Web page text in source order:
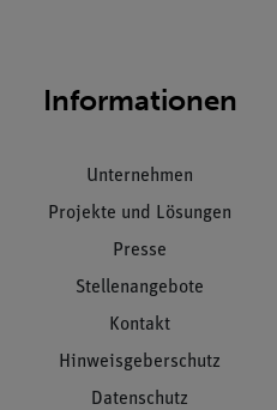
Informationen
Unternehmen
Projekte und Lösungen
Presse
Stellenangebote
Kontakt
Hinweisgeberschutz
Datenschutz